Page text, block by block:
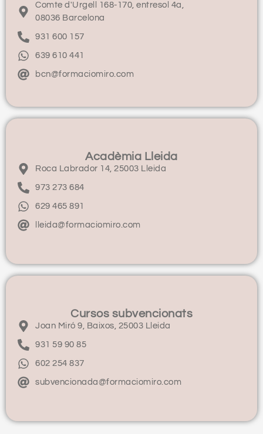
Comte d'Urgell 168-170, entresol 4a,
08036 Barcelona
931 600 157
639 610 441
bcn@formaciomiro.com
Acadèmia Lleida
Roca Labrador 14, 25003 Lleida
973 273 684
629 465 891
lleida@formaciomiro.com
Cursos subvencionats
Joan Miró 9, Baixos, 25003 Lleida
931 59 90 85
602 254 837
subvencionada@formaciomiro.com